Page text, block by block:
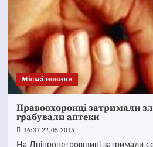
Mіські новини
Правоохоронці затримали
грабували аптеки
16:37 22.05.2015
На Дніпропетровщині затримали